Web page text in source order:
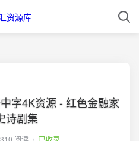
字4K资源 - 红色金融家
诗剧集
310 阅读 / 已收录